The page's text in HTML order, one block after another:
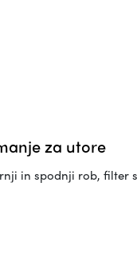
za utore
in spodnji rob, filter